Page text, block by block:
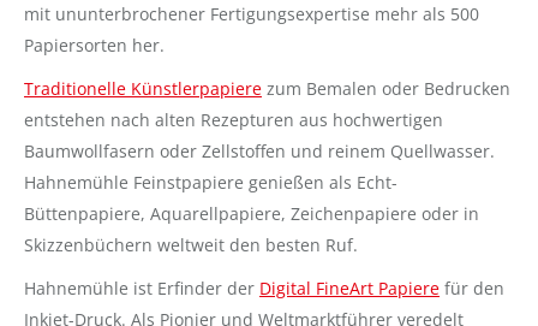
mit ununterbrochener Fertigungsexpertise mehr als 500
Papiersorten her.
Traditionelle Künstlerpapiere zum Bemalen oder Bedrucken
entstehen nach alten Rezepturen aus hochwertigen
Baumwollfasern oder Zellstoffen und reinem Quellwasser.
Hahnemühle Feinstpapiere genießen als Echt-
Büttenpapiere, Aquarellpapiere, Zeichenpapiere oder in
Skizzenbüchern weltweit den besten Ruf.
Hahnemühle ist Erfinder der Digital FineArt Papiere für den
Inkjet-Druck. Als Pionier und Weltmarktführer veredelt